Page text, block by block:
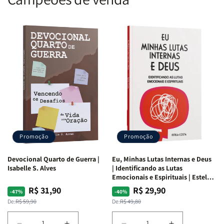
Promoção
Devocional Quarto de Guerra |
Isabelle S. Alves
-47%
Preço
normal
De:R$ 59,90
Preço
promocional
R$ 31,90
Promoção
Eu, Minhas Lutas Internas e Deus
| Identificando as Lutas
Emocionais e Espirituais | Estela
Costa
-40%
Preço
normal
De:R$ 49,80
Preço
promocional
R$ 29,90